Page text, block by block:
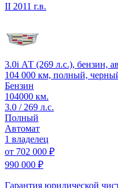
II 2011 г.в.
3.0i АТ (269 л.с.), бензин,
104 000 км, полный,
Бензин
104000 км.
3.0 / 269 л.с.
Полный
Автомат
1 владелец
от 702 000 ₽
990 000 ₽
Гарантия юридической